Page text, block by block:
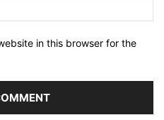
in this browser for the